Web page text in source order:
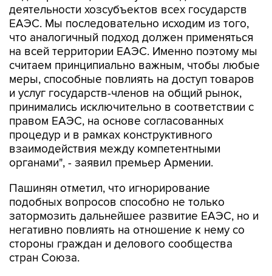
деятельности хозсубъектов всех государств
ЕАЭС. Мы последовательно исходим из того,
что аналогичный подход должен применяться
на всей территории ЕАЭС. Именно поэтому мы
считаем принципиально важным, чтобы любые
меры, способные повлиять на доступ товаров
и услуг государств-членов на общий рынок,
принимались исключительно в соответствии с
правом ЕАЭС, на основе согласованных
процедур и в рамках конструктивного
взаимодействия между компетентными
органами", - заявил премьер Армении.
Пашинян отметил, что игнорирование
подобных вопросов способно не только
затормозить дальнейшее развитие ЕАЭС, но и
негативно повлиять на отношение к нему со
стороны граждан и делового сообщества
стран Союза.